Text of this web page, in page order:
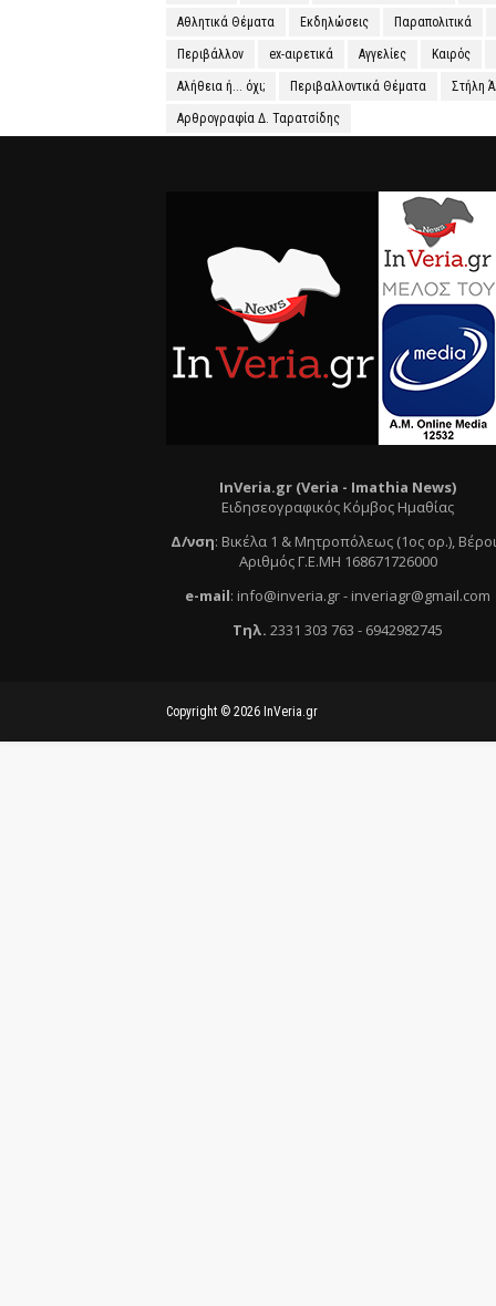
Αθλητικά Θέματα Εκδηλώσεις Παραπολιτικά
Περιβάλλον ex-αιρετικά Αγγελίες Καιρός
Αλήθεια ή... όχι; Περιβαλλοντικά Θέματα Στήλη
Αρθρογραφία Δ. Ταρατσίδης
InVeria.gr (Veria - Ιmathia News)
Ειδησεογραφικός Κόμβος Ημαθίας
Δ/νση: Βικέλα 1 & Μητροπόλεως (1ος ορ.),
Αριθμός Γ.Ε.ΜΗ 168671726000
e-mail: info@inveria.gr- inveriagr@gmail.com
Τηλ. 2331 303 763 - 6942982745
Copyright © 2026 InVeria.gr